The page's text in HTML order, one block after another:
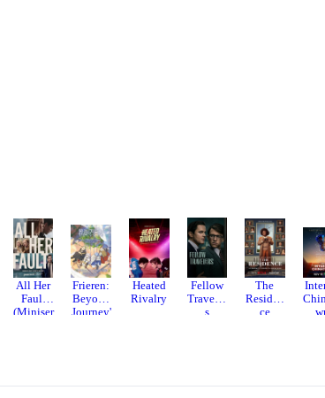
All Her
Fault
(Miniser
Frieren:
Beyond
Journey'
Heated
Rivalry
Fellow
Traveler
s
The
Residen
ce